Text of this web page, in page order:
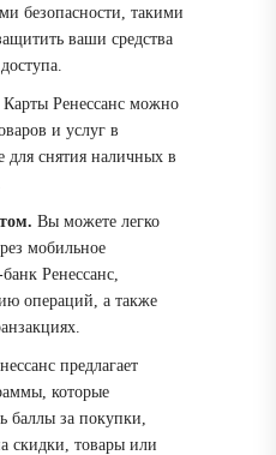
безопасности, такими
ваши средства
Карты Ренессанс можно
и услуг в
для снятия наличных в
Вы можете легко
мобильное
Ренессанс,
операций, а также
предлагает
которые
баллы за покупки,
скидки, товары или